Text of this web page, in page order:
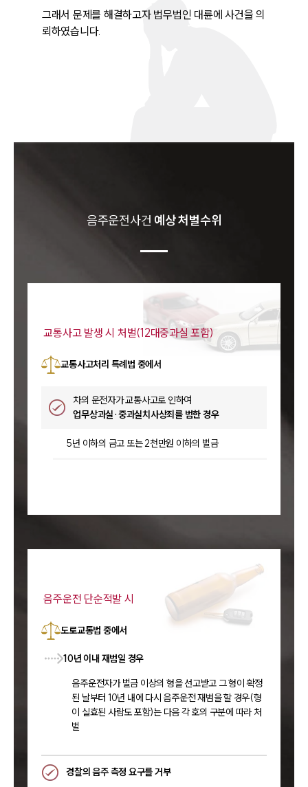
그래서 문제를 해결하고자 법무법인 대륜에 사건을 의
뢰하였습니다.
음주운전사건 예상 처벌수위
교통사고 발생 시 처벌(12대중과실 포함)
교통사고처리 특례법 중에서
차의 운전자가 교통사고로 인하여
업무상과실·중과실치사상죄를 범한 경우
5년 이하의 금고 또는 2천만원 이하의 벌금
음주운전 단순적발 시
도로교통법 중에서
10년 이내 재범일 경우
음주운전자가 벌금 이상의 형을 선고받고 그 형이 확정
된 날부터 10년 내에 다시 음주운전 재범을 할 경우(형
이 실효된 사람도 포함)는 다음 각 호의 구분에 따라 처
벌
경찰의 음주 측정 요구를 거부